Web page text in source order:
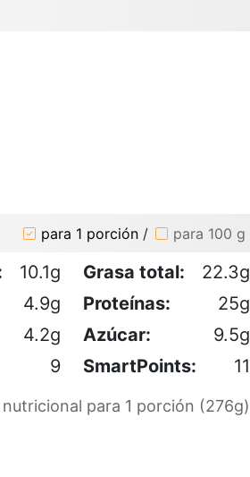
para 1 porción / para 100 g
10.1g Grasa total:
22.3g
4.9g Proteínas:
25g
4.2g Azúcar:
9.5g
9 SmartPoints: 11
para 1 porción (276g)